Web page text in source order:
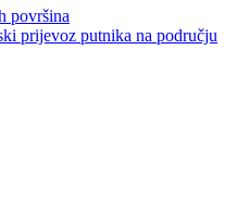
površina
prijevoz putnika na području